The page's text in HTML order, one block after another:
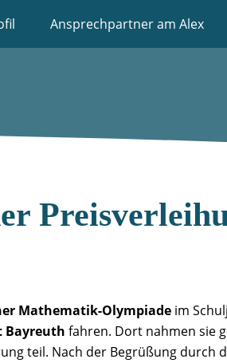
Ansprechpartner am Alex
Mathematik-Olympiade im
Bayreuth fahren. Dort nahmen sie
teil. Nach der Begrüßung durch